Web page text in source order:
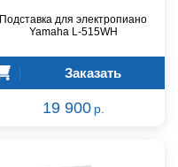
Подставка для электропиано
Yamaha L-515WH
Заказать
19 900 р.